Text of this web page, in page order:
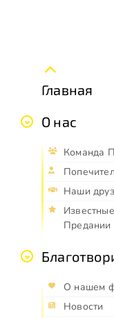
Главная
О нас
Команда
Наши
Предании
О нашем
Новости